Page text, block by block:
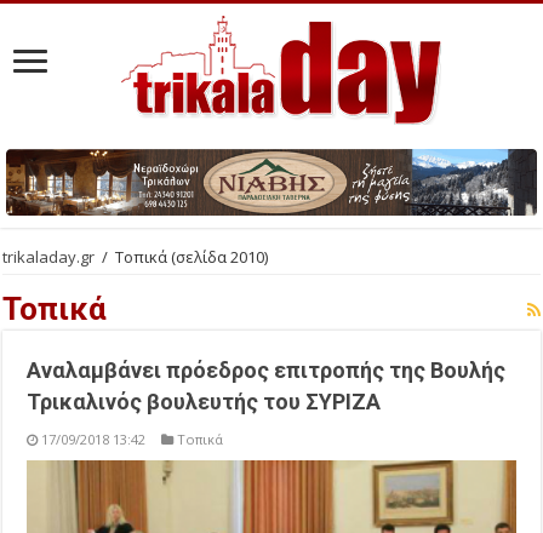
trikaladay.gr / Τοπικά(σελίδα 2010)
Τοπικά
Αναλαμβάνει πρόεδρος επιτροπής της Βουλής
Τρικαλινός βουλευτής του ΣΥΡΙΖΑ
17/09/2018 13:42 Τοπικά